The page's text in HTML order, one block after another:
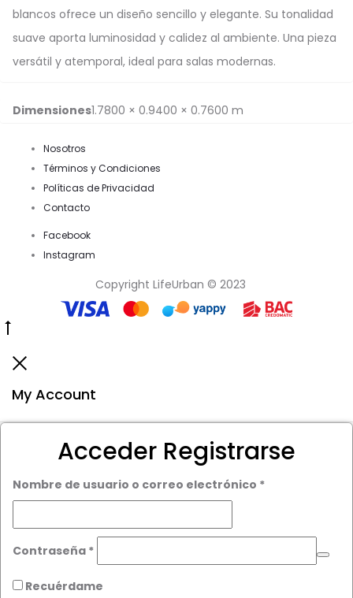
blancos ofrece un diseño sencillo y elegante. Su tonalidad
suave aporta luminosidad y calidez al ambiente. Una pieza
versátil y atemporal, ideal para salas modernas.
Dimensiones1.7800 × 0.9400 × 0.7600 m
Nosotros
Términos y Condiciones
Políticas de Privacidad
Contacto
Facebook
Instagram
Copyright LifeUrban © 2023
to
My Account
Acceder Registrarse
Nombre de usuario o correo electrónico *Obligatorio
Contraseña *Obligatorio
Recuérdame